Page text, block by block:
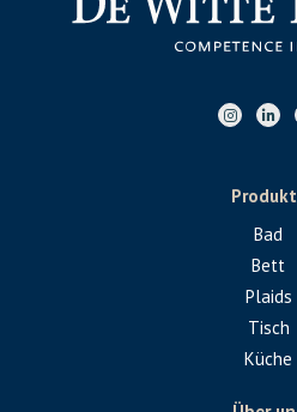
Bad
Bett
Plaids
Tisch
Küche